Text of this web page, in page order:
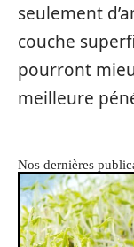
seulement
couche
pourront
meilleure
Nos dernières